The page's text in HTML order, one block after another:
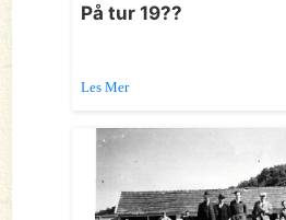
På tur 19??
Les Mer